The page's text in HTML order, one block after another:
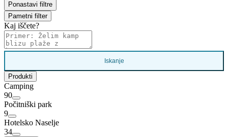
Ponastavi filtre
Pametni filter
Kaj iščete?
Iskanje
Produkti
Camping
90
Počitniški park
9
Hotelsko Naselje
34